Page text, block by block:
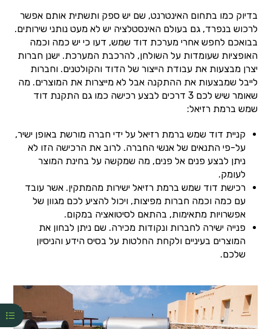
בדיוק כמו בתחום האינטרנט, שם יש ספק ותשתית אותם אפשר
לרכוש בנפרד, גם בעולם האינסטלציה יש לא מעט נותני שירותים.
בבואכם לחפש אחרי מערכת דוד שמש, דעו כי יש כמה וכמה
האופציות שעומדות על השולחן, להרכבת המערכת. ישנן חברות
יצרן מבצעות את עבודת הייצור של הדוד והקולטנים. וחברות
לייבל שמבצעות את ההתקנה אבל לא מייצרות את המוצרים. מה
שאומר שיש לכם 3 דרכים לבצע רכישה כמו גם התקנת דוד
שמש ברמת רזיאל:
קניית דוד שמש ברמת רזיאל על ידי חברה מורשת באופן ישיר,
על-פי התנאים של אנשי החברה. לרוב את הרכישה הזו לא
ניתן לבצע פנים אל פנים, מה שמקשה על בחינת המוצר
לעומק.
רכישת דוד שמש ברמת רזיאל ישירות מהמתקין. אשר עובד
עם כמה וכמה חברות מפיצות, ויכול להציע לכם מגוון של
אפשרויות מתאימות, בהתאם לסיטואציה במקום.
פנייה ישירה לחברות ונקודות מכירה. שם ניתן לבחון את
המוצרים בעיניים ולקחת החלטות על בסיס הידע והניסיון
שלכם.